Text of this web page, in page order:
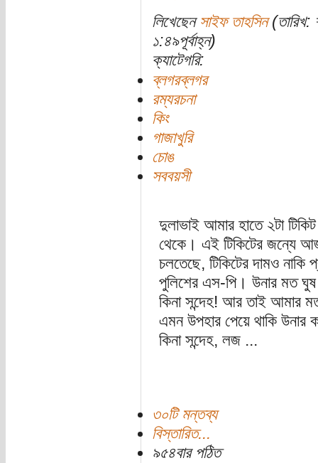
লিখেছেন সাইফ তাহসিন(তারিখ:
১:৪৯পূর্বাহ্ন)
ক্যাটেগরি:
ব্লগরব্লগর
রম্যরচনা
কিং
গাজাখুরি
চোঙ
সববয়সী
দুলাভাই আমার হাতে ২টা
থেকে। এই টিকিটের জন্যে
চলতেছে, টিকিটের দামও
পুলিশের এস-পি। উনার মত
কিনা সন্দেহ! আর তাই আমার
এমন উপহার পেয়ে থাকি
কিনা সন্দেহ, লজ ...
৩০টি মন্তব্য
বিস্তারিত...
৯৫৪বার পঠিত